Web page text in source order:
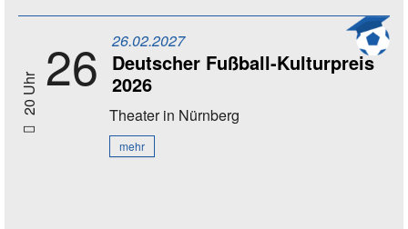
20 Uhr 26 26.02.2027
Deutscher Fußball-Kulturpreis
2026
Theaterin Nürnberg
mehr